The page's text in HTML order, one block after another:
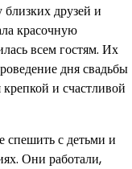
друзей и
красочную
всем гостям. Их
дня свадьбы
и счастливой
с детьми и
Они работали,